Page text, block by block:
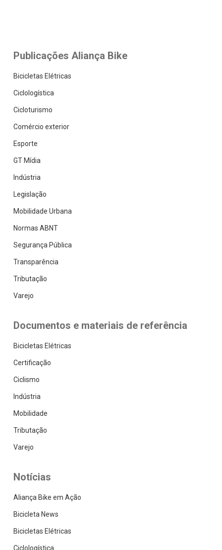
Publicações Aliança Bike
Bicicletas Elétricas
Ciclologística
Cicloturismo
Comércio exterior
Esporte
GT Mídia
Indústria
Legislação
Mobilidade Urbana
Normas ABNT
Segurança Pública
Transparência
Tributação
Varejo
Documentos e materiais de referência
Bicicletas Elétricas
Certificação
Ciclismo
Indústria
Mobilidade
Tributação
Varejo
Notícias
Aliança Bike em Ação
Bicicleta News
Bicicletas Elétricas
Ciclologística